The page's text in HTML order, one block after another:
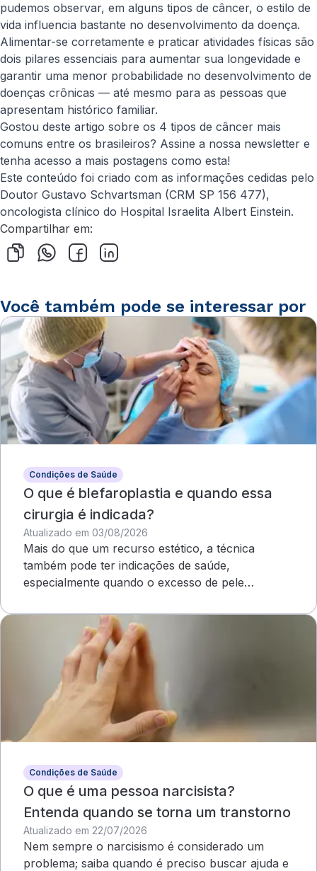
pudemos observar, em alguns tipos de câncer, o estilo de
vida influencia bastante no desenvolvimento da doença.
Alimentar-se corretamente e praticar atividades físicas são
dois pilares essenciais para aumentar sua longevidade e
garantir uma menor probabilidade no desenvolvimento de
doenças crônicas — até mesmo para as pessoas que
apresentam histórico familiar.
Gostou deste artigo sobre os 4 tipos de câncer mais
comuns entre os brasileiros? Assine a nossa newsletter e
tenha acesso a mais postagens como esta!
Este conteúdo foi criado com as informações cedidas pelo
Doutor Gustavo Schvartsman (CRM SP 156 477),
oncologista clínico do Hospital Israelita Albert Einstein.
Compartilhar em:
Você também pode se interessar por
Condições de Saúde
O que é blefaroplastia e quando essa
cirurgia é indicada?
Atualizado em 03/08/2026
Mais do que um recurso estético, a técnica
também pode ter indicações de saúde,
especialmente quando o excesso de pele
Condições de Saúde
O que é uma pessoa narcisista?
Entenda quando se torna um transtorno
Atualizado em 22/07/2026
Nem sempre o narcisismo é considerado um
problema; saiba quando é preciso buscar ajuda e